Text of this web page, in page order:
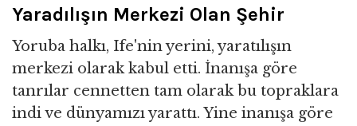
Yaradılışın Merkezi Olan Şehir
Yoruba halkı, Ife'nin yerini, yaratılışın
merkezi olarak kabul etti. İnanışa göre
tanrılar cennetten tam olarak bu topraklara
indi ve dünyamızı yarattı. Yine inanışa göre